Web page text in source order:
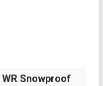
WR Snowproof